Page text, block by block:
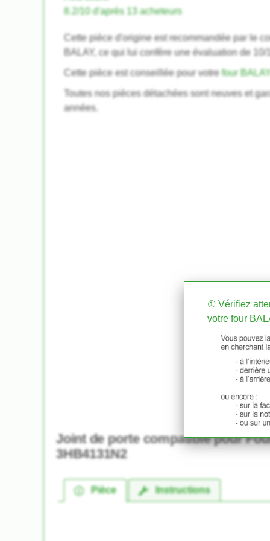
8.2/10 d'après 13 acheteurs
Cette pièce d'origine est recommandée par le
BALAY, ce qui lui confère une évaluation de 10/
Cette pièce est conseillée pour votrefour
Toutes nos pièces détachées sont neuves et
années.
Joint de porte compatible pour
3HB4131N2
Pièce Instructions
① Vérifiez
votre four